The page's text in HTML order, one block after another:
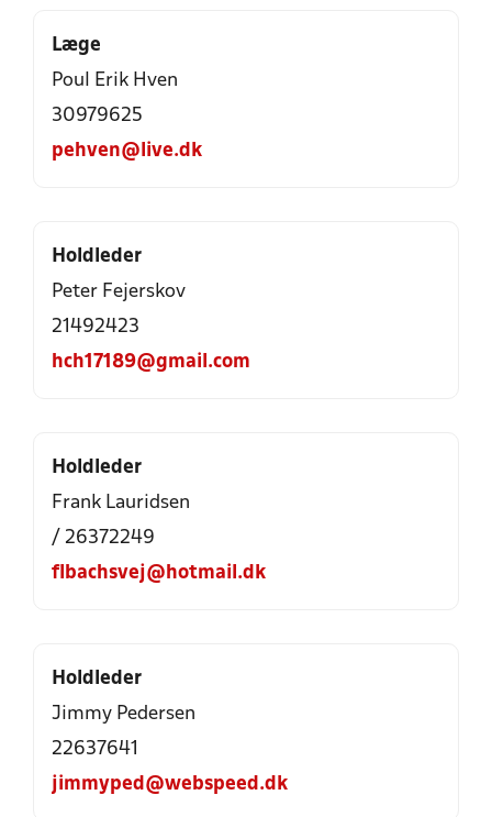
Læge
Poul Erik Hven
30979625
pehven@live.dk
Holdleder
Peter Fejerskov
21492423
hch17189@gmail.com
Holdleder
Frank Lauridsen
/ 26372249
flbachsvej@hotmail.dk
Holdleder
Jimmy Pedersen
22637641
jimmyped@webspeed.dk